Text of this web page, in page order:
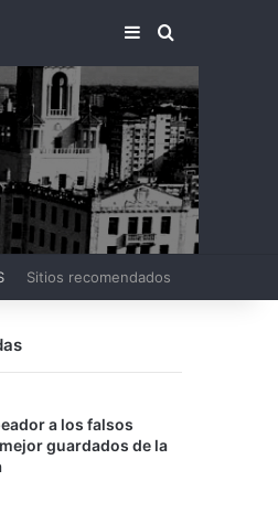
BARRA LATERAL
BUSCAR
Sitios recomendados
a los falsos
guardados de la